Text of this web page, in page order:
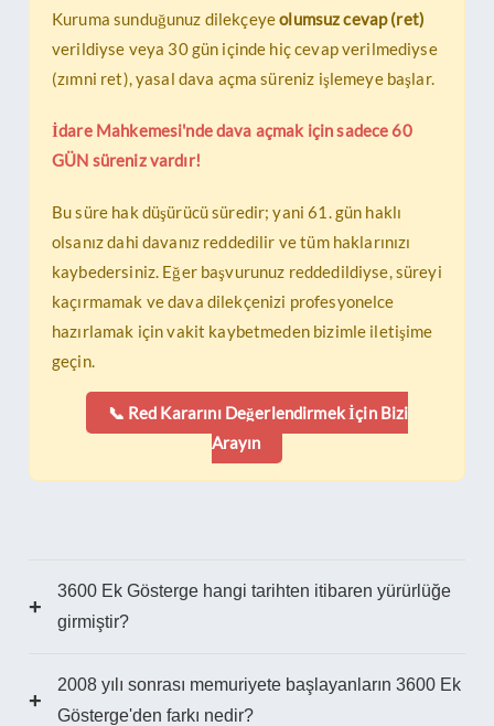
Kuruma sunduğunuz dilekçeyeolumsuz cevap (ret)
verildiyse veya 30 gün içinde hiç cevap verilmediyse
(zımni ret), yasal dava açma süreniz işlemeye başlar.
İdare Mahkemesi'nde dava açmak için sadece 60
GÜN süreniz vardır!
Bu süre hak düşürücü süredir; yani 61. gün haklı
olsanız dahi davanız reddedilir ve tüm haklarınızı
kaybedersiniz. Eğer başvurunuz reddedildiyse, süreyi
kaçırmamak ve dava dilekçenizi profesyonelce
hazırlamak için vakit kaybetmeden bizimle iletişime
geçin.
📞 Red Kararını Değerlendirmek İçin Bizi
Arayın
+
3600 Ek Gösterge hangi tarihten itibaren yürürlüğe
girmiştir?
+
2008 yılı sonrası memuriyete başlayanların 3600 Ek
Gösterge'den farkı nedir?